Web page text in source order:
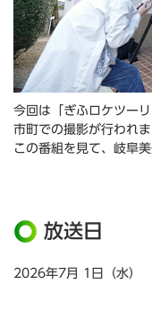
今回は「ぎふロケツー
市町での撮影が行われま
この番組を見て、岐阜
放送日
2026年7月 1日（水）